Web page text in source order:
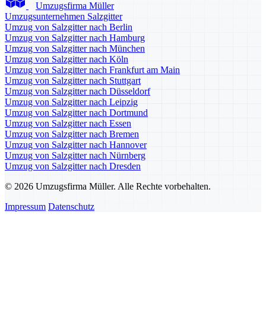
Umzugsfirma Müller
Umzugsunternehmen Salzgitter
Umzug von Salzgitter nach Berlin
Umzug von Salzgitter nach Hamburg
Umzug von Salzgitter nach München
Umzug von Salzgitter nach Köln
Umzug von Salzgitter nach Frankfurt am Main
Umzug von Salzgitter nach Stuttgart
Umzug von Salzgitter nach Düsseldorf
Umzug von Salzgitter nach Leipzig
Umzug von Salzgitter nach Dortmund
Umzug von Salzgitter nach Essen
Umzug von Salzgitter nach Bremen
Umzug von Salzgitter nach Hannover
Umzug von Salzgitter nach Nürnberg
Umzug von Salzgitter nach Dresden
© 2026 Umzugsfirma Müller. Alle Rechte vorbehalten.
Impressum Datenschutz